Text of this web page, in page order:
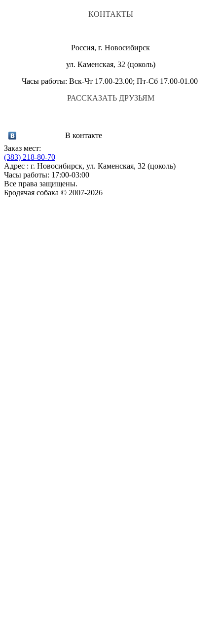
КОНТАКТЫ
Россия, г. Новосибирск
ул. Каменская, 32 (цоколь)
Часы работы: Вск-Чт 17.00-23.00; Пт-Сб 17.00-01.00
РАССКАЗАТЬ ДРУЗЬЯМ
В контакте
Заказ мест:
(383) 218-80-70
Адрес : г. Новосибирск, ул. Каменская, 32 (цоколь)
Часы работы: 17:00-03:00
Все права защищены.
Бродячая собака © 2007-2026